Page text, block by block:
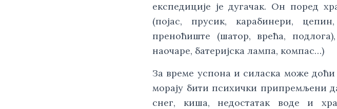
експедиције је дугачак. Он поред
(појас, прусик, карабинери,
преноћиште (шатор, врећа,
наочаре, батеријска лампа, компас…)
За време успона и силаска може
морају бити психички припремљени
снег, киша, недостатак воде и